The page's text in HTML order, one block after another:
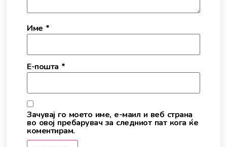
Име *
Е-пошта *
Зачувај го моето име, е-маил и веб страна
во овој пребарувач за следниот пат кога ќе
коментирам.